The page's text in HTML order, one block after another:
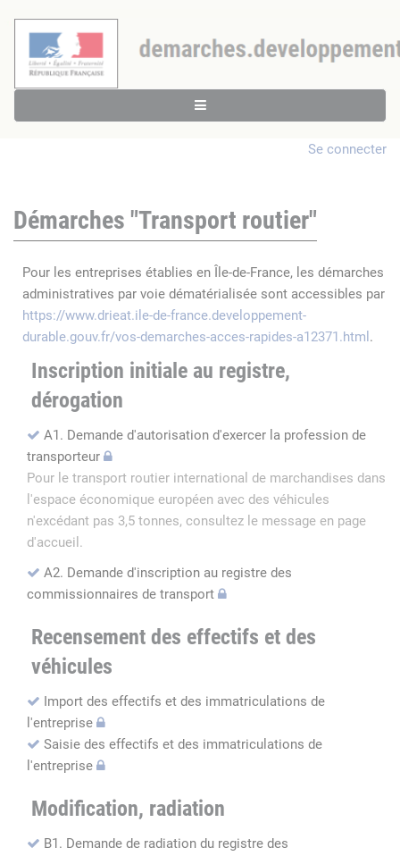
Se connecter
Démarches "Transport routier"
Pour les entreprises établies en Île-de-France, les démarches
administratives par voie dématérialisée sont accessibles par
https://www.drieat.ile-de-france.developpement-
durable.gouv.fr/vos-demarches-acces-rapides-a12371.html .
Inscription initiale au registre,
dérogation
A1. Demande d'autorisation d'exercer la profession de
transporteur
Pour le transport routier international de marchandises dans
l'espace économique européen avec des véhicules
n'excédant pas 3,5 tonnes, consultez le message en page
d'accueil.
A2. Demande d'inscription au registre des
commissionnaires de transport
Recensement des effectifs et des
véhicules
Import des effectifs et des immatriculations de
l'entreprise
Saisie des effectifs et des immatriculations de
l'entreprise
Modification, radiation
B1. Demande de radiation du registre des